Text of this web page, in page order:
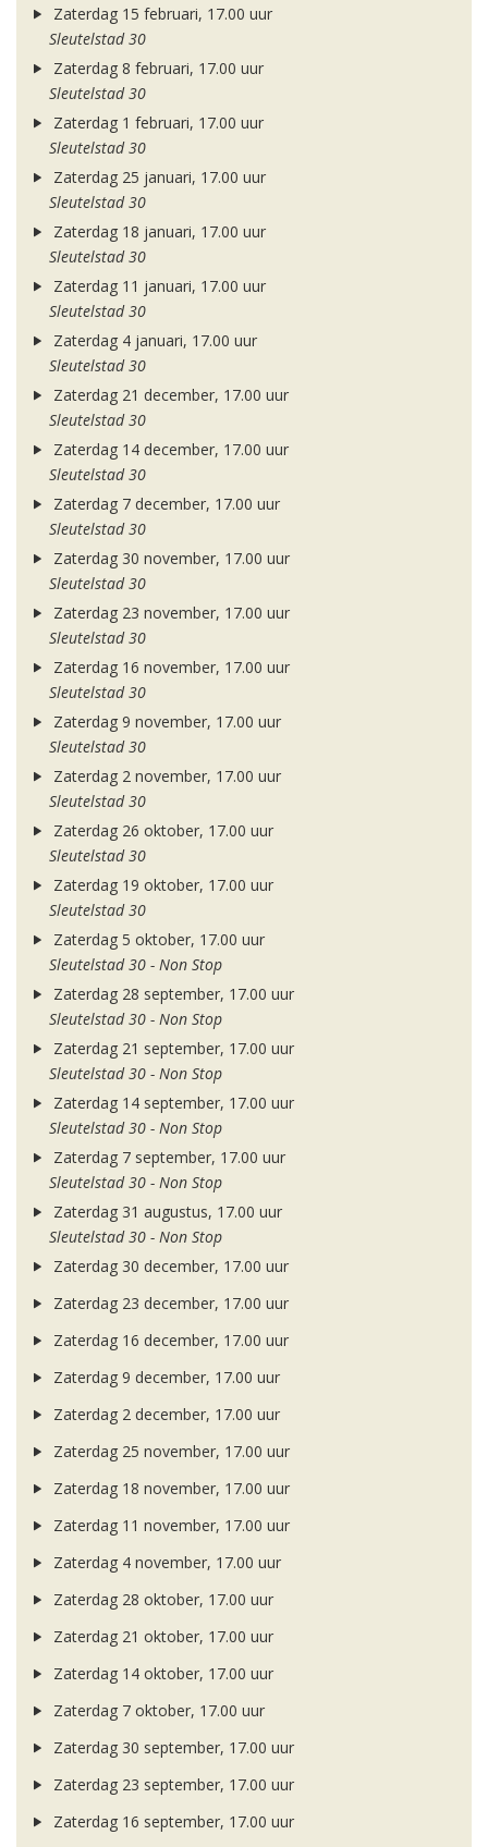
Zaterdag 15 februari, 17.00 uur
Sleutelstad 30
Zaterdag 8 februari, 17.00 uur
Sleutelstad 30
Zaterdag 1 februari, 17.00 uur
Sleutelstad 30
Zaterdag 25 januari, 17.00 uur
Sleutelstad 30
Zaterdag 18 januari, 17.00 uur
Sleutelstad 30
Zaterdag 11 januari, 17.00 uur
Sleutelstad 30
Zaterdag 4 januari, 17.00 uur
Sleutelstad 30
Zaterdag 21 december, 17.00 uur
Sleutelstad 30
Zaterdag 14 december, 17.00 uur
Sleutelstad 30
Zaterdag 7 december, 17.00 uur
Sleutelstad 30
Zaterdag 30 november, 17.00 uur
Sleutelstad 30
Zaterdag 23 november, 17.00 uur
Sleutelstad 30
Zaterdag 16 november, 17.00 uur
Sleutelstad 30
Zaterdag 9 november, 17.00 uur
Sleutelstad 30
Zaterdag 2 november, 17.00 uur
Sleutelstad 30
Zaterdag 26 oktober, 17.00 uur
Sleutelstad 30
Zaterdag 19 oktober, 17.00 uur
Sleutelstad 30
Zaterdag 5 oktober, 17.00 uur
Sleutelstad 30 - Non Stop
Zaterdag 28 september, 17.00 uur
Sleutelstad 30 - Non Stop
Zaterdag 21 september, 17.00 uur
Sleutelstad 30 - Non Stop
Zaterdag 14 september, 17.00 uur
Sleutelstad 30 - Non Stop
Zaterdag 7 september, 17.00 uur
Sleutelstad 30 - Non Stop
Zaterdag 31 augustus, 17.00 uur
Sleutelstad 30 - Non Stop
Zaterdag 30 december, 17.00 uur
Zaterdag 23 december, 17.00 uur
Zaterdag 16 december, 17.00 uur
Zaterdag 9 december, 17.00 uur
Zaterdag 2 december, 17.00 uur
Zaterdag 25 november, 17.00 uur
Zaterdag 18 november, 17.00 uur
Zaterdag 11 november, 17.00 uur
Zaterdag 4 november, 17.00 uur
Zaterdag 28 oktober, 17.00 uur
Zaterdag 21 oktober, 17.00 uur
Zaterdag 14 oktober, 17.00 uur
Zaterdag 7 oktober, 17.00 uur
Zaterdag 30 september, 17.00 uur
Zaterdag 23 september, 17.00 uur
Zaterdag 16 september, 17.00 uur